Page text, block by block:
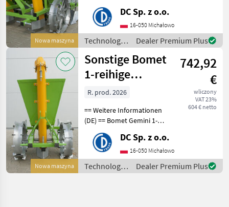
Nowa maszyna
Gemini von Bomet - Breite
zwischen den Reihen: 62, 5 /
67, 5 cm - Abstand zwischen
den Tricht
DC Sp. z o.o.
16-050 Michałowo
Technologia
ziemniaczana
/ Sonstige
Dealer Premium Plus
Nowa maszyna
Sonstige Bomet
1-reihige
Kartoffelpflanzmaschine/
Planter
742,92
€
wliczony
VAT 23%
604 € netto
R. prod. 2026
== Weitere Informationen
(DE) == Bomet Gemini 1-
Kartoffelpflanzmaschine -
Abstand zwischen den
Legemaschinen: 62 - 70 cm -
Fassungsvermögen des
DC Sp. z o.o.
16-050 Michałowo
Technologia
ziemniaczana
Dealer Premium Plus